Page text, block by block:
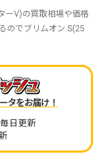
ーV)の買取相場や価格
のでブリムオン S(25
タをお届け！
日更新